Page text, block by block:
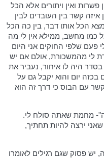
ואין ויתורים אלא הכל
קשר בין העובדים לבין
הכל אותו דבר, בין כה הכל
כמו מחשב, ממילא אין לי מה
שלפי החוקים אני היום
לי מהמשכורת, אולם אם יש
היה לו איחור, נעביר את
יום והוא יקבל גם על
עם הבוס כי דרך זה הוא
מחמת שאתה סולח לי.
ירצה להיות תחתיך,
יש פסוק שגם רגילים לאומרו